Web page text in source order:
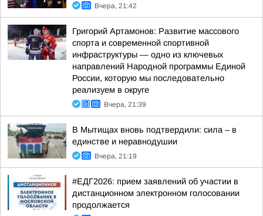
Вчера, 21:42
Григорий Артамонов: Развитие массового
спорта и современной спортивной
инфраструктуры — одно из ключевых
направлений Народной программы Единой
России, которую мы последовательно
реализуем в округе
Вчера, 21:39
В Мытищах вновь подтвердили: сила – в
единстве и неравнодушии
Вчера, 21:19
#ЕДГ2026: прием заявлений об участии в
дистанционном электронном голосовании
продолжается